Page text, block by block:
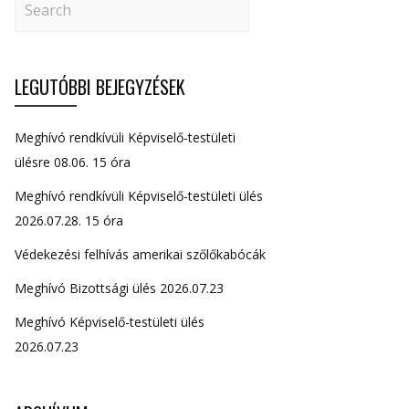
LEGUTÓBBI BEJEGYZÉSEK
Meghívó rendkívüli Képviselő-testületi
ülésre 08.06. 15 óra
Meghívó rendkívüli Képviselő-testületi ülés
2026.07.28. 15 óra
Védekezési felhívás amerikai szőlőkabócák
Meghívó Bizottsági ülés 2026.07.23
Meghívó Képviselő-testületi ülés
2026.07.23